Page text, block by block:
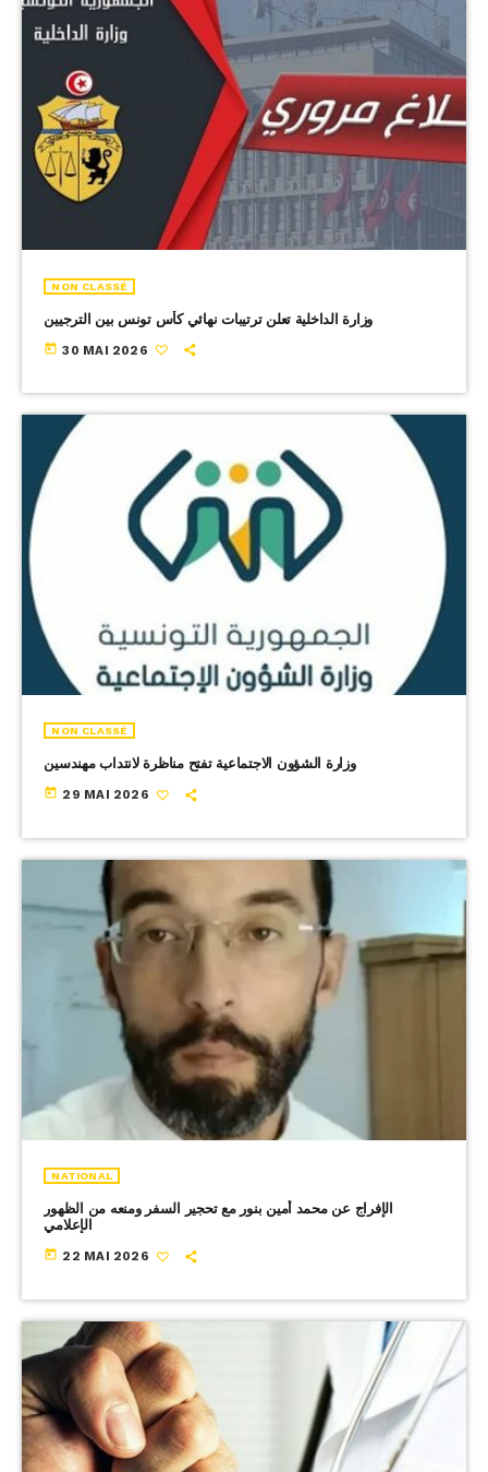
NON CLASSÉ
وزارة الداخلية تعلن ترتيبات نهائي كأس تونس بين الترجيين
today 30 MAI 2026
NON CLASSÉ
وزارة الشؤون الاجتماعية تفتح مناظرة لانتداب مهندسين
today 29 MAI 2026
NATIONAL
الإفراج عن محمد أمين بنور مع تحجير السفر ومنعه من الظهور
الإعلامي
today 22 MAI 2026